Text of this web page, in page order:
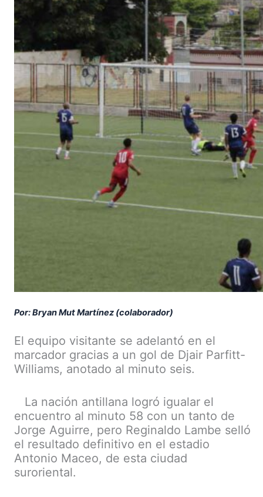
Por: Bryan Mut Martínez (colaborador)
El equipo visitante se adelantó en el
marcador gracias a un gol de Djair Parfitt-
Williams, anotado al minuto seis.
La nación antillana logró igualar el
encuentro al minuto 58 con un tanto de
Jorge Aguirre, pero Reginaldo Lambe selló
el resultado definitivo en el estadio
Antonio Maceo, de esta ciudad
suroriental.